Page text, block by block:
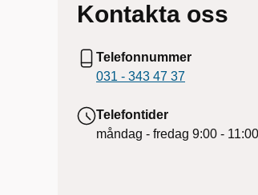
Kontakta oss
Telefonnummer
031 - 343 47 37
Telefontider
måndag - fredag 9:00 - 11:00